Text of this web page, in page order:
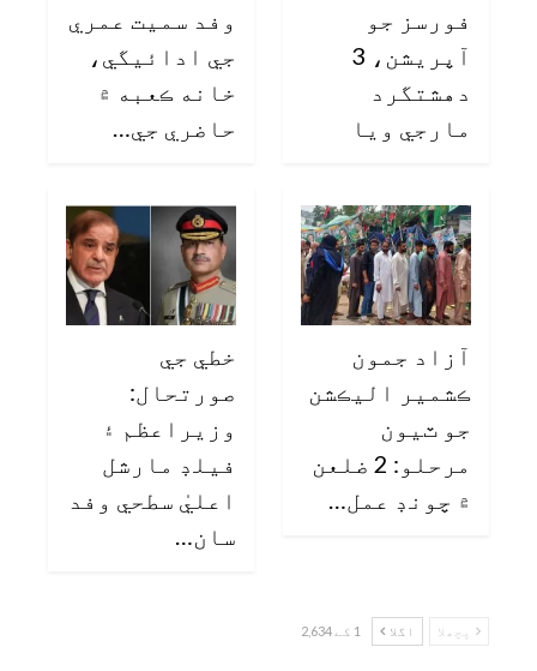
فورسز جو
آپريشن، 3
دهشتگرد
مارجي ويا
وفد سميت عمري
جي ادائيگي،
خانه ڪعبه ۾
حاضري جي…
آزاد جمون
ڪشمير اليڪشن
جو ٽيون
مرحلو: 2 ضلعن
۾ چونڊ عمل…
خطي جي
صورتحال:
وزيراعظم ۽
فيلڊ مارشل
اعليٰ سطحي وفد
سان…
پچھلا اگلا 1 کے 2,634